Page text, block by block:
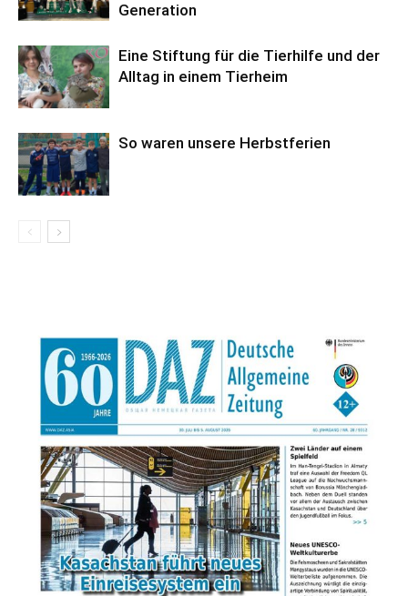
Generation
Eine Stiftung für die Tierhilfe und der
Alltag in einem Tierheim
So waren unsere Herbstferien